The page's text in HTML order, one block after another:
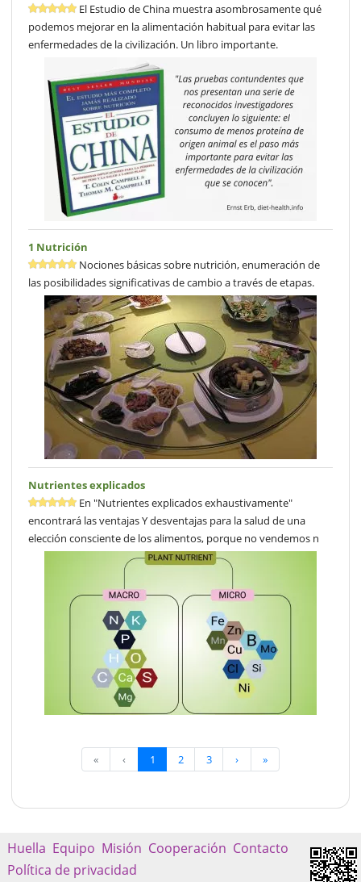
El Estudio de China muestra asombrosamente qué
podemos mejorar en la alimentación habitual para evitar las
enfermedades de la civilización. Un libro importante.
1 Nutrición
Nociones básicas sobre nutrición, enumeración de
las posibilidades significativas de cambio a través de etapas.
Nutrientes explicados
En "Nutrientes explicados exhaustivamente"
encontrará las ventajas Y desventajas para la salud de una
elección consciente de los alimentos, porque no vendemos n
« ‹ 1 2 3 › »
Huella Equipo Misión Cooperación Contacto
Política de privacidad